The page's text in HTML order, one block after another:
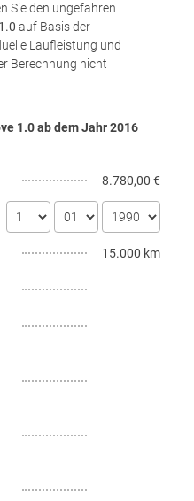
Sie den ungefähren
auf Basis der
Laufleistung und
Berechnung nicht
1.0 ab dem Jahr2016
8.780,00 €
15.000 km